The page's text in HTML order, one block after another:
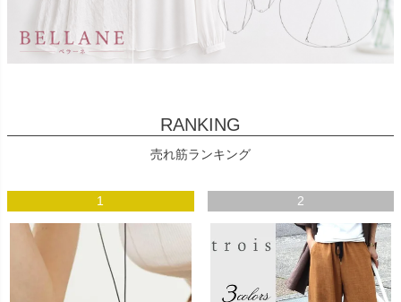
RANKING
売れ筋ランキング
1 2